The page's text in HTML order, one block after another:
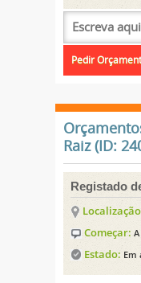
Raiz (ID:
Registado
Começar:
Estado: Em